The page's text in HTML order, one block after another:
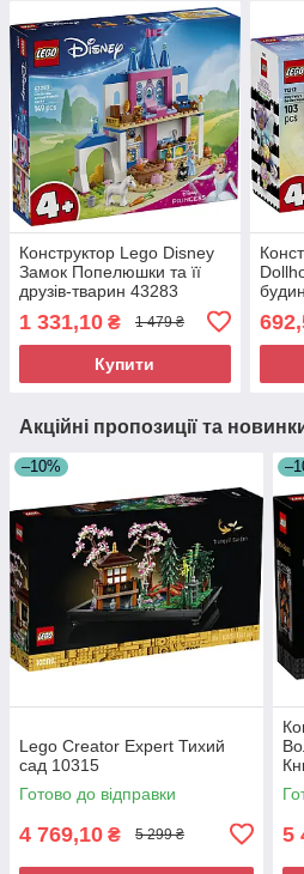
Конструктор Lego Disney
Замок Попелюшки та її
друзів-тварин 43283
1 331,10 ₴ 1 479 ₴
Купити
Акційні пропозиції та
–10%
Lego Creator Expert Тихий
сад 10315
Готово до відправки
4 769,10 ₴ 5 299 ₴ 5